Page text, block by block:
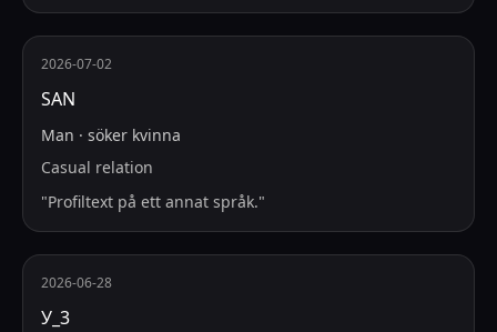
2026-07-02
SAN
Man · söker kvinna
Casual relation
"Profiltext på ett annat språk."
2026-06-28
У_3